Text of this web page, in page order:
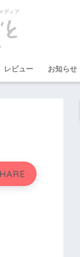
レビュー お知らせ